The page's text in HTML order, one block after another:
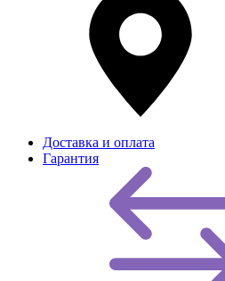
Доставка и оплата
Гарантия